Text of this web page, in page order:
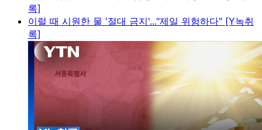
록]
이럴 때 시원한 물 '절대 금지'..."제일 위험하다" [Y녹취
록]